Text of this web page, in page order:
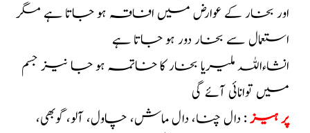
اور بخار کے عوارض میں افاقہ ہو جاتا ہے مگر
استعمال سے بخار دور ہو جاتا ہے
انشاءاللہ ملیریا بخار کا خاتمہ ہو جا نیز جسم
میں توانائی آئے گی
پر ہیز: دال چنا، دال ماش، چاول، آلو، گوبھی،